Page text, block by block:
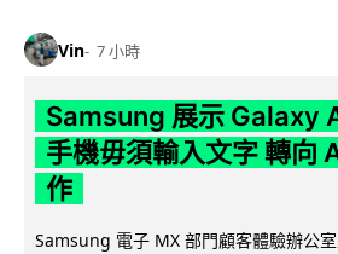
Vin 7 小時
Samsung 展示 Galaxy
手機毋須輸入文字 轉向
作
Samsung 電子 MX 部門顧客體驗辦公